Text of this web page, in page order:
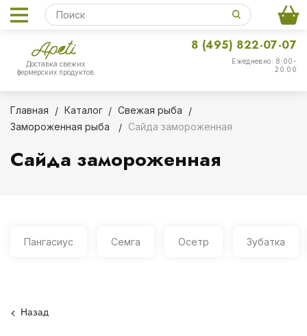
Доставка свежих
фермерских продуктов
Ежедневно: 8:00-
20:00
8 (495) 822-07-07
Главная Каталог
Свежая рыба
Замороженная рыба
Сайда замороженная
Сайда замороженная
Пангасиус Семга Осетр Зубатка
Назад